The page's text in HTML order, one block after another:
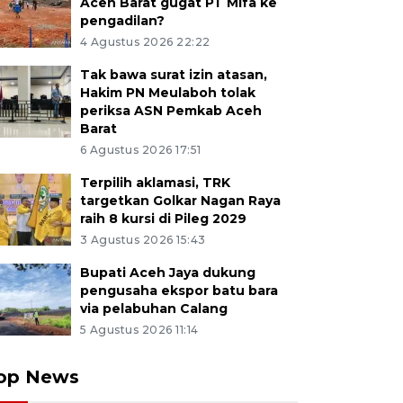
pengadilan?
4 Agustus 2026 22:22
Tak bawa surat izin atasan,
Hakim PN Meulaboh tolak
periksa ASN Pemkab Aceh
Barat
6 Agustus 2026 17:51
Terpilih aklamasi, TRK
targetkan Golkar Nagan Raya
raih 8 kursi di Pileg 2029
3 Agustus 2026 15:43
Bupati Aceh Jaya dukung
pengusaha ekspor batu bara
via pelabuhan Calang
5 Agustus 2026 11:14
News